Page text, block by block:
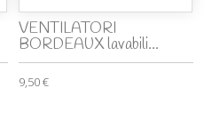
VENTILATORI
BORDEAUX lavabili...
9,50 €